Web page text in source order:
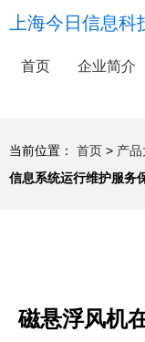
上海今日信息科
首页 企业简介
当前位置： 首页 > 产品
信息系统运行维护服务
磁悬浮风机